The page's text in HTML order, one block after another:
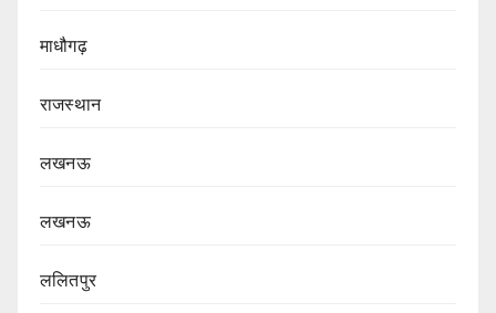
माधौगढ़
राजस्थान
लखनऊ
लखनऊ
ललितपुर